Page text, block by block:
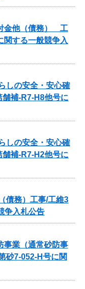
金他（債務） 工
関する一般競争入
しの安全・安心確
補-R7-H8他号に
しの安全・安心確
補-R7-H2他号に
債務）工事/工維3
争入札公告
事業（通常砂防事
砂7-052-H号に関